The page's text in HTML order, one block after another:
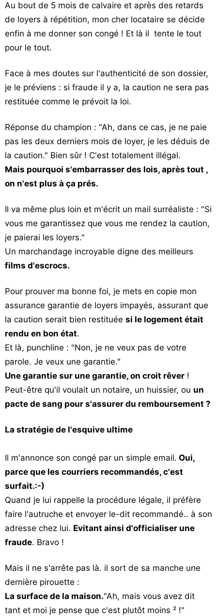
Au bout de 5 mois de calvaire et après des retards
de loyers à répétition, mon cher locataire se décide
enfin à me donner son congé ! Et là il tente le tout
pour le tout.
Face à mes doutes sur l'authenticité de son dossier,
je le préviens : si fraude il y a, la caution ne sera pas
restituée comme le prévoit la loi.
Réponse du champion : "Ah, dans ce cas, je ne paie
pas les deux derniers mois de loyer, je les déduis de
la caution." Bien sûr ! C'est totalement illégal.
Mais pourquoi s'embarrasser des lois, après tout ,
on n'est plus à ça prés.
Il va même plus loin et m'écrit un mail surréaliste : "Si
vous me garantissez que vous me rendez la caution,
je paierai les loyers."
Un marchandage incroyable digne des meilleurs
films d'escrocs.
Pour prouver ma bonne foi, je mets en copie mon
assurance garantie de loyers impayés, assurant que
la caution serait bien restituée si le logement était
rendu en bon état.
Et là, punchline : "Non, je ne veux pas de votre
parole. Je veux une garantie."
Une garantie sur une garantie, on croit rêver !
Peut-être qu'il voulait un notaire, un huissier, ou un
pacte de sang pour s'assurer du remboursement ?
La stratégie de l'esquive ultime
Il m'annonce son congé par un simple email. Oui,
parce que les courriers recommandés, c'est
surfait.:-)
Quand je lui rappelle la procédure légale, il préfère
faire l'autruche et envoyer le-dit recommandé.. à son
adresse chez lui. Evitant ainsi d'officialiser une
fraude. Bravo !
Mais il ne s'arrête pas là. il sort de sa manche une
dernière pirouette :
La surface de la maison."Ah, mais vous avez dit
tant et moi je pense que c'est plutôt moins ² !"